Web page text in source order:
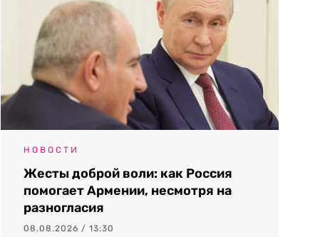
НОВОСТИ
Жесты доброй воли: как Россия
помогает Армении, несмотря на
разногласия
08.08.2026 / 13:30